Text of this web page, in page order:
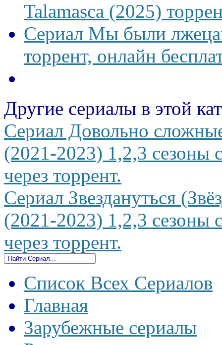
Talamasca (2025)
Сериал Мы были
торрент, онлайн
Другие сериалы в этой
Сериал Довольно
(2021-2023) 1,2,3 сезоны
через торрент.
Сериал Звездануться
(2021-2023) 1,2,3 сезоны
через торрент.
Список Всех Сериалов
Главная
Зарубежные сериалы